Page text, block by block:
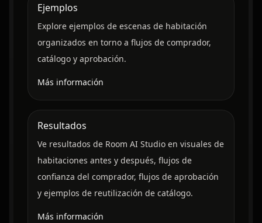
Ejemplos
Explore ejemplos de escenas de habitación
organizados en torno a flujos de comprador,
catálogo y aprobación.
Más información
Resultados
Ve resultados de Room AI Studio en visuales de
habitaciones antes y después, flujos de
confianza del comprador, flujos de aprobación
y ejemplos de reutilización de catálogo.
Más información